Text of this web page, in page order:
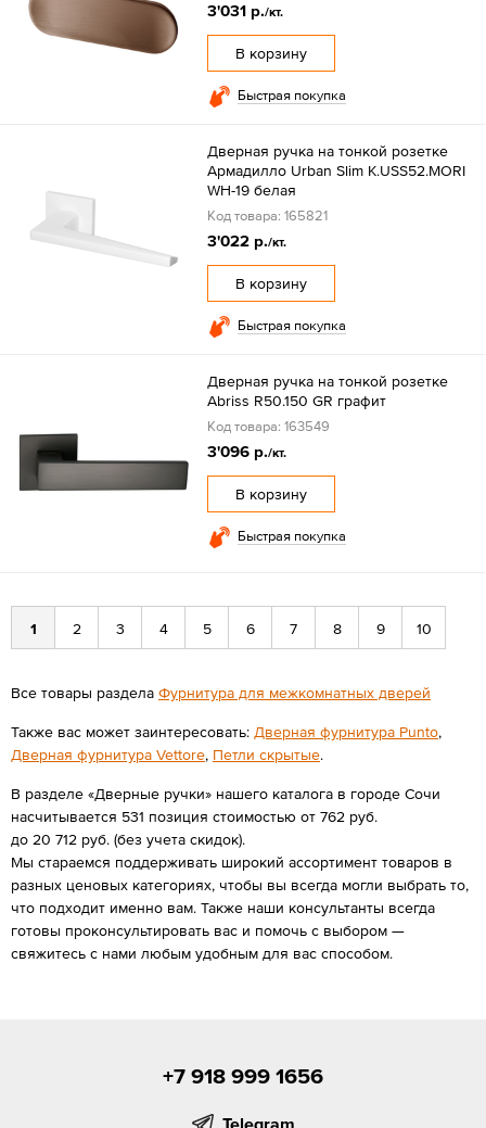
3'031 р./кт.
В корзину
Быстрая покупка
Дверная ручка на тонкой розетке
Армадилло Urban Slim K.USS52.MORI
WH-19 белая
Код товара: 165821
3'022 р./кт.
В корзину
Быстрая покупка
Дверная ручка на тонкой розетке
Abriss R50.150 GR графит
Код товара: 163549
3'096 р./кт.
В корзину
Быстрая покупка
1 2 3 4 5 6 7 8 9 10
Все товары раздела Фурнитура для межкомнатных дверей
Также вас может заинтересовать: Дверная фурнитура Punto,
Дверная фурнитура Vettore, Петли скрытые.
В разделе «Дверные ручки» нашего каталога в городе Сочи
насчитывается 531 позиция стоимостью от 762 руб.
до 20 712 руб. (без учета скидок).
Мы стараемся поддерживать широкий ассортимент товаров в
разных ценовых категориях, чтобы вы всегда могли выбрать то,
что подходит именно вам. Также наши консультанты всегда
готовы проконсультировать вас и помочь с выбором —
свяжитесь с нами любым удобным для вас способом.
+7 918 999 1656
Telegram